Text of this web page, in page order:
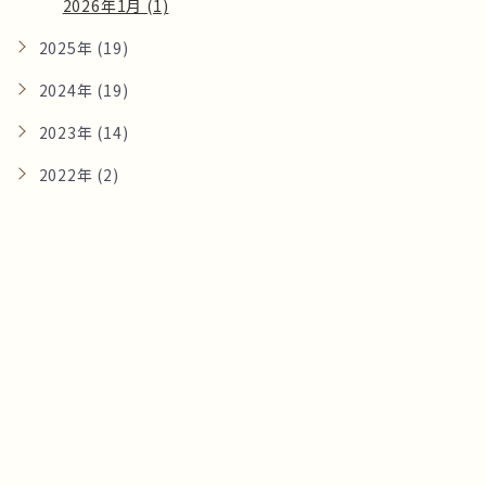
2026年1月 (1)
2025年 (19)
2024年 (19)
2023年 (14)
2022年 (2)